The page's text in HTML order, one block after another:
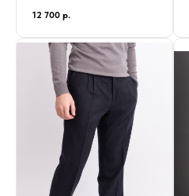
12 700 р.